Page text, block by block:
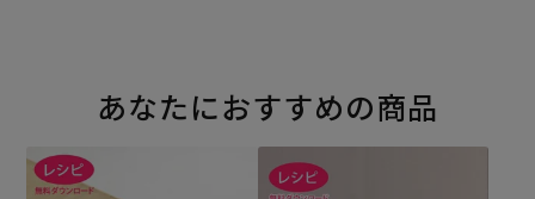
あなたにおすすめの商品